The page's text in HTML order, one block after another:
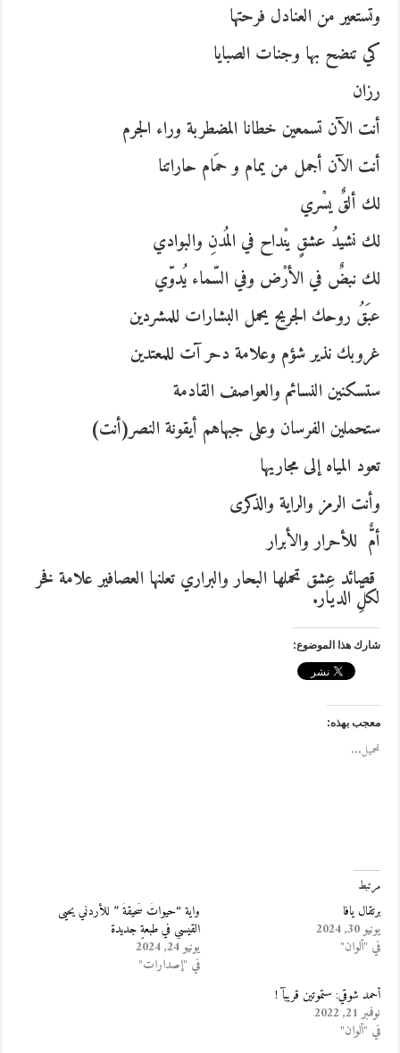
وتستعير من العنادل فرحتها
كي تنضح بها وجنات الصبايا
رزان
أنت الآن تسمعين خطانا المضطربة وراء الجرم
أنت الآن أجمل من يمام و حمَام حاراتنا
لك ألقٌ يسْري
لك نشيدُ عشقٍ ينْداح في المُدنِ والبوادي
لك نبضٌ في الأرْض وفي السّماء يُدوّي
عبَقُ روحك الجريح يحمل البشارات للمشردين
غروبك نذير شؤم وعلامة دحر آت للمعتدين
ستسكنين النسائم والعواصف القادمة
ستحملين الفرسان وعلى جبهاهم أيقونة النصر(أنت)
تعود المياه إلى مجاريها
وأنت الرمز والراية والذكرى
أمٌّ للأحرار والأبرار
قصائد عشق تحملها البحار والبراري تعلنها العصافير علامة فخر
لكلِّ الديَار.
شارك هذا الموضوع:
معجب بهذه:
تحميل...
مرتبط
برتقال يافا
يونيو 30, 2024
في "ألوان"
واية “حيواتٌ سَحيقةٌ ” للأردني يحيى
القيسي في طبعةٍ جديدة
يونيو 24, 2024
في "إصدارات"
أحمد شوقي: ستموتين قريبآ !
نوفمبر 21, 2022
في "ألوان"